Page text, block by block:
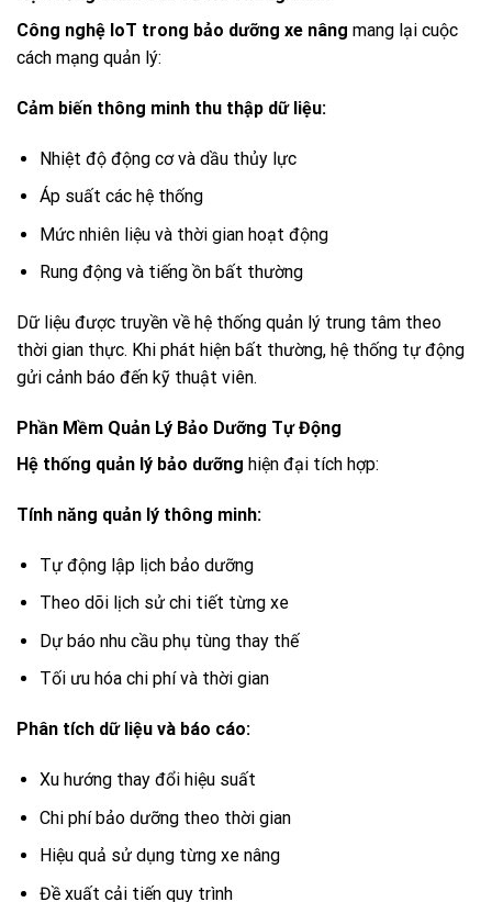
Công nghệ IoT trong bảo dưỡng xe nâng mang lại cuộc
cách mạng quản lý:
Cảm biến thông minh thu thập dữ liệu:
Nhiệt độ động cơ và dầu thủy lực
Áp suất các hệ thống
Mức nhiên liệu và thời gian hoạt động
Rung động và tiếng ồn bất thường
Dữ liệu được truyền về hệ thống quản lý trung tâm theo
thời gian thực. Khi phát hiện bất thường, hệ thống tự động
gửi cảnh báo đến kỹ thuật viên.
Phần Mềm Quản Lý Bảo Dưỡng Tự Động
Hệ thống quản lý bảo dưỡng hiện đại tích hợp:
Tính năng quản lý thông minh:
Tự động lập lịch bảo dưỡng
Theo dõi lịch sử chi tiết từng xe
Dự báo nhu cầu phụ tùng thay thế
Tối ưu hóa chi phí và thời gian
Phân tích dữ liệu và báo cáo:
Xu hướng thay đổi hiệu suất
Chi phí bảo dưỡng theo thời gian
Hiệu quả sử dụng từng xe nâng
Đề xuất cải tiến quy trình